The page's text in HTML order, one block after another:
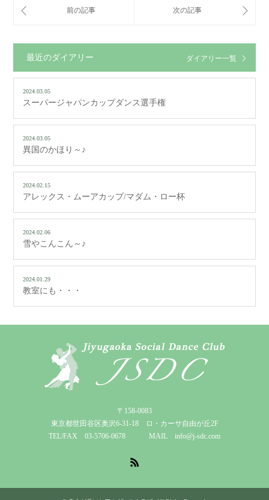
最近のダイアリー ダイアリー一覧
2024.03.05
スーパージャパンカップダンス選手権
2024.03.05
異国のかほり～♪
2024.02.15
アレックス・ムーアカップ/マダム・ロー杯
2024.02.06
雪やこんこん～♪
2024.01.29
教室にも・・・
〒158-0083
東京都世田谷区奥沢6-31-18 ロ・カーサ自由が丘2F
TEL/FAX 03-5706-0678 MAIL info@j-sdc.com